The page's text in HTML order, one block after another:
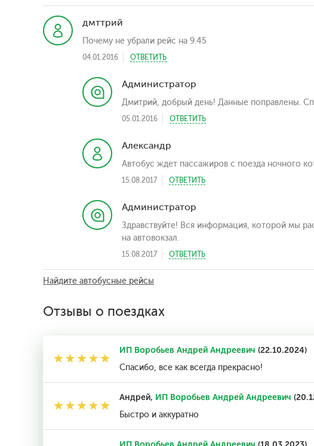
дмттрий
Почему не убрали рейс на 9.45
04.01.2016 ОТВЕТИТЬ
Администратор
Дмитрий, добрый день! Данные поправлены.
05.01.2016 ОТВЕТИТЬ
Александр
Автобус ждет пассажиров с поезда ночного
15.08.2017 ОТВЕТИТЬ
Администратор
Здравствуйте! Вся информация, которой мы
на автовокзал.
15.08.2017 ОТВЕТИТЬ
Найдите автобусные рейсы
Отзывы о поездках
ИП Воробьев Андрей Андреевич (22.10.2024)
Спасибо, все как всегда прекрасно!
Андрей, ИП Воробьев Андрей Андреевич
Быстро и аккуратно